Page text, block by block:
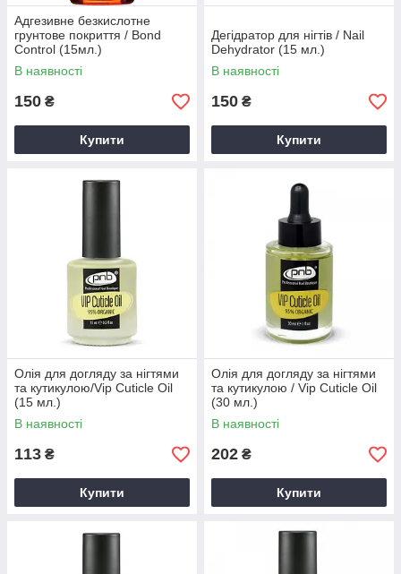
Адгезивне безкислотне
грунтове покриття / Bond
Control (15мл.)
В наявності
150 ₴
Купити
Дегідратор для нігтів / Nail
Dehydrator (15 мл.)
В наявності
150 ₴
Купити
Олія для догляду за нігтями
та кутикулою/Vip Cuticle Oil
(15 мл.)
В наявності
113 ₴
Купити
Олія для догляду за нігтями
та кутикулою / Vip Cuticle Oil
(30 мл.)
В наявності
202 ₴
Купити